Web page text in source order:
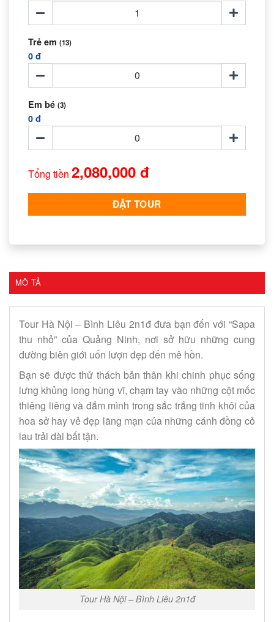
Trẻ em (13)
0 đ
Em bé (3)
0 đ
Tổng tiền 2,080,000 đ
ĐẶT TOUR
MÔ TẢ
Tour Hà Nội – Bình Liêu 2n1đ đưa bạn đến với “Sapa
thu nhỏ” của Quảng Ninh, nơi sở hữu những cung
đường biên giới uốn lượn đẹp đến mê hồn.
Bạn sẽ được thử thách bản thân khi chinh phục sống
lưng khủng long hùng vĩ, chạm tay vào những cột mốc
thiêng liêng và đắm mình trong sắc trắng tinh khôi của
hoa sở hay vẻ đẹp lãng mạn của những cánh đồng cỏ
lau trải dài bất tận.
Tour Hà Nội – Bình Liêu 2n1đ